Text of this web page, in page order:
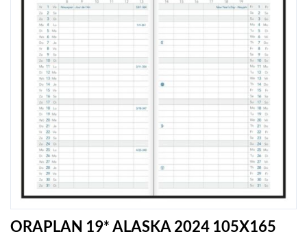
ORAPLAN 19* ALASKA 2024 105X165